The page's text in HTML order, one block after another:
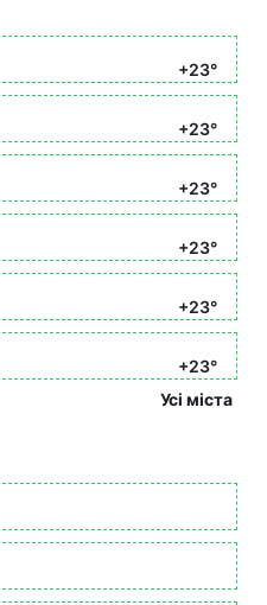
+23°
+23°
+23°
+23°
+23°
+23°
Усі міста